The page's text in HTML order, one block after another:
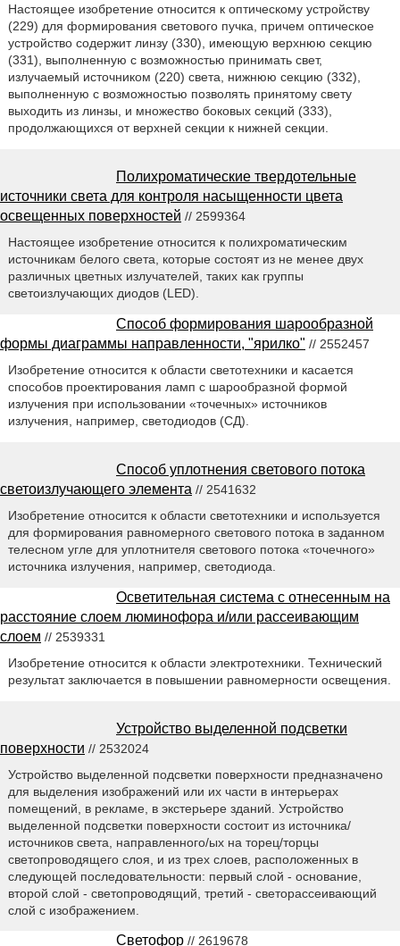
Настоящее изобретение относится к оптическому устройству
(229) для формирования светового пучка, причем оптическое
устройство содержит линзу (330), имеющую верхнюю секцию
(331), выполненную с возможностью принимать свет,
излучаемый источником (220) света, нижнюю секцию (332),
выполненную с возможностью позволять принятому свету
выходить из линзы, и множество боковых секций (333),
продолжающихся от верхней секции к нижней секции.
Полихроматические твердотельные
источники света для контроля насыщенности цвета
освещенных поверхностей // 2599364
Настоящее изобретение относится к полихроматическим
источникам белого света, которые состоят из не менее двух
различных цветных излучателей, таких как группы
светоизлучающих диодов (LED).
Способ формирования шарообразной
формы диаграммы направленности, "ярилко" // 2552457
Изобретение относится к области светотехники и касается
способов проектирования ламп с шарообразной формой
излучения при использовании «точечных» источников
излучения, например, светодиодов (СД).
Способ уплотнения светового потока
светоизлучающего элемента // 2541632
Изобретение относится к области светотехники и используется
для формирования равномерного светового потока в заданном
телесном угле для уплотнителя светового потока «точечного»
источника излучения, например, светодиода.
Осветительная система с отнесенным на
расстояние слоем люминофора и/или рассеивающим
слоем // 2539331
Изобретение относится к области электротехники. Технический
результат заключается в повышении равномерности освещения.
Устройство выделенной подсветки
поверхности // 2532024
Устройство выделенной подсветки поверхности предназначено
для выделения изображений или их части в интерьерах
помещений, в рекламе, в экстерьере зданий. Устройство
выделенной подсветки поверхности состоит из источника/
источников света, направленного/ых на торец/торцы
светопроводящего слоя, и из трех слоев, расположенных в
следующей последовательности: первый слой - основание,
второй слой - светопроводящий, третий - светорассеивающий
слой с изображением.
Светофор // 2619678